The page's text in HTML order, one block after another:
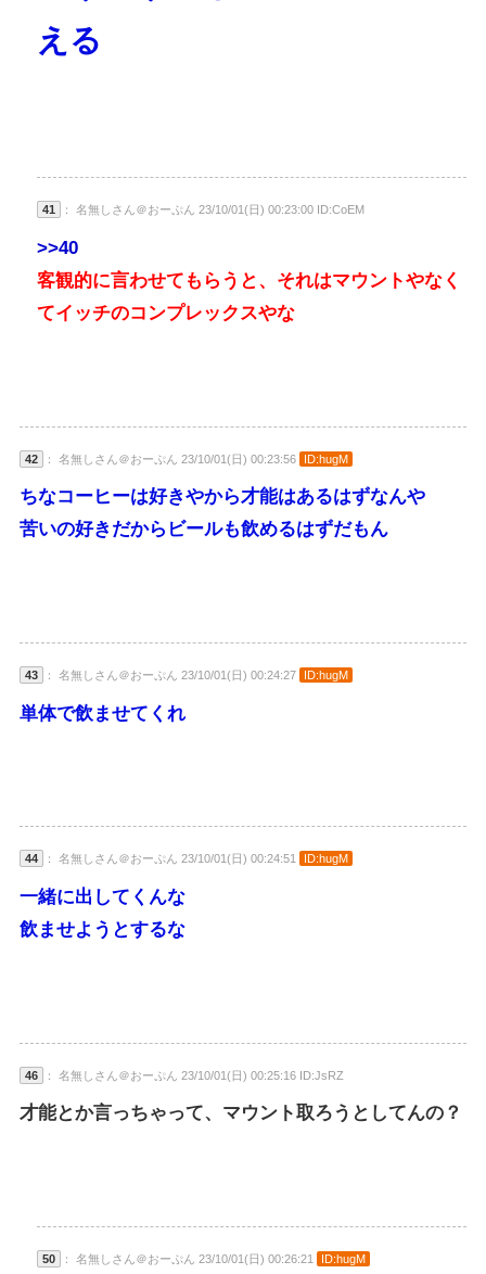
える
41 ： 名無しさん＠おーぷん 23/10/01(日) 00:23:00 ID:CoEM
>>40
客観的に言わせてもらうと、それはマウントやなく
てイッチのコンプレックスやな
42 ： 名無しさん＠おーぷん 23/10/01(日) 00:23:56 ID:hugM
ちなコーヒーは好きやから才能はあるはずなんや
苦いの好きだからビールも飲めるはずだもん
43 ： 名無しさん＠おーぷん 23/10/01(日) 00:24:27 ID:hugM
単体で飲ませてくれ
44 ： 名無しさん＠おーぷん 23/10/01(日) 00:24:51 ID:hugM
一緒に出してくんな
飲ませようとするな
46 ： 名無しさん＠おーぷん 23/10/01(日) 00:25:16 ID:JsRZ
才能とか言っちゃって、マウント取ろうとしてんの？
50 ： 名無しさん＠おーぷん 23/10/01(日) 00:26:21 ID:hugM